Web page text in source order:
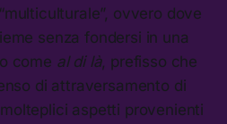
ovvero dove
senza fondersi in una
come al di là, prefisso che
di attraversamento di
aspetti provenienti